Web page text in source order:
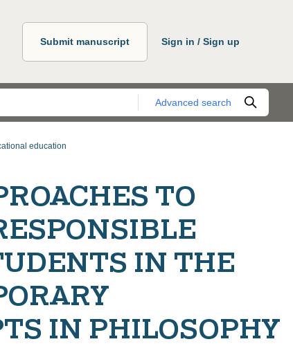
Submit manuscript Sign in / Sign up
Advanced search
education
TO
IN THE
IN PHILOSOPHY